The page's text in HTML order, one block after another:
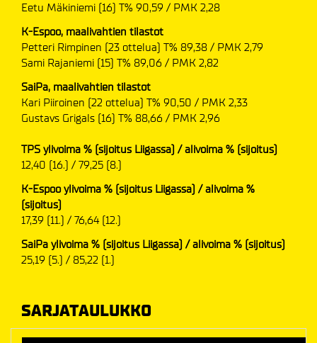
Eetu Mäkiniemi (16) T% 90,59 / PMK 2,28
K-Espoo, maalivahtien tilastot
Petteri Rimpinen (23 ottelua) T% 89,38 / PMK 2,79
Sami Rajaniemi (15) T% 89,06 / PMK 2,82
SaiPa, maalivahtien tilastot
Kari Piiroinen (22 ottelua) T% 90,50 / PMK 2,33
Gustavs Grigals (16) T% 88,66 / PMK 2,96
TPS ylivoima % (sijoitus Liigassa) / alivoima % (sijoitus)
12,40 (16.) / 79,25 (8.)
K-Espoo ylivoima % (sijoitus Liigassa) / alivoima %
(sijoitus)
17,39 (11.) / 76,64 (12.)
SaiPa ylivoima % (sijoitus Liigassa) / alivoima % (sijoitus)
25,19 (5.) / 85,22 (1.)
SARJATAULUKKO